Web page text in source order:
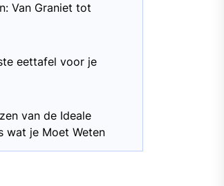
Van Graniet tot
eettafel voor je
van de Ideale
wat je Moet Weten